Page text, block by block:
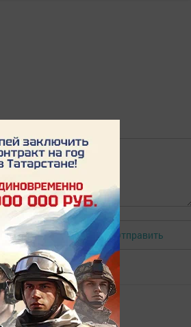
Авторизоваться Отправить